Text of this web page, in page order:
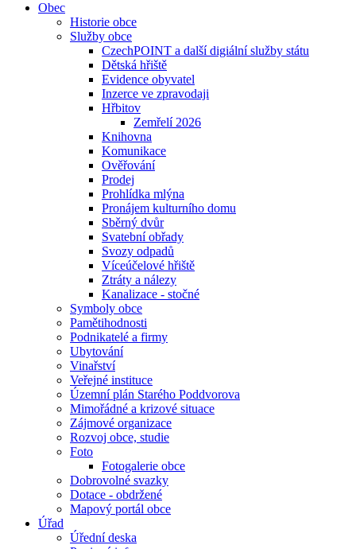
Obec
Historie obce
Služby obce
CzechPOINT a další digiální služby státu
Dětská hřiště
Evidence obyvatel
Inzerce ve zpravodaji
Hřbitov
Zemřelí 2026
Knihovna
Komunikace
Ověřování
Prodej
Prohlídka mlýna
Pronájem kulturního domu
Sběrný dvůr
Svatební obřady
Svozy odpadů
Víceúčelové hřiště
Ztráty a nálezy
Kanalizace - stočné
Symboly obce
Pamětihodnosti
Podnikatelé a firmy
Ubytování
Vinařství
Veřejné instituce
Územní plán Starého Poddvorova
Mimořádné a krizové situace
Zájmové organizace
Rozvoj obce, studie
Foto
Fotogalerie obce
Dobrovolné svazky
Dotace - obdržené
Mapový portál obce
Úřad
Úřední deska